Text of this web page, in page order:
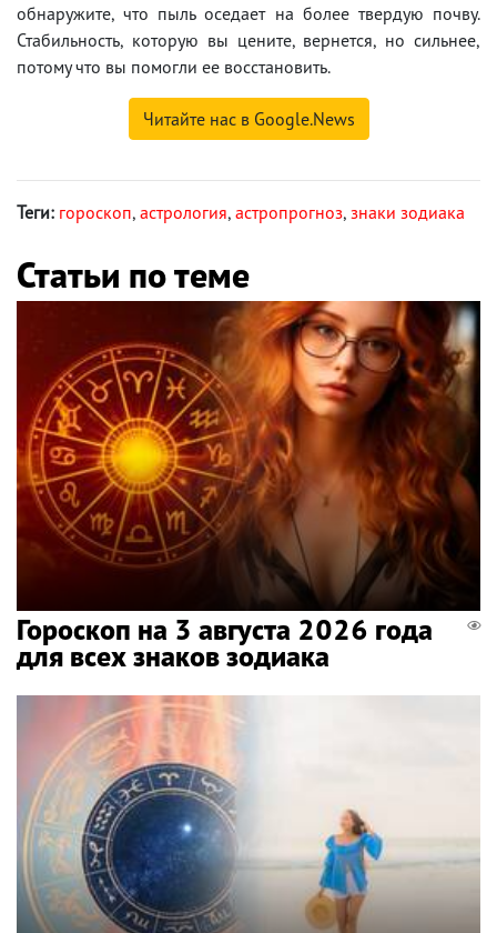
обнаружите, что пыль оседает на более твердую почву.
Стабильность, которую вы цените, вернется, но сильнее,
потому что вы помогли ее восстановить.
Читайте нас в Google.News
Теги: гороскоп, астрология, астропрогноз, знаки зодиака
Статьи по теме
Гороскоп на 3 августа 2026 года
для всех знаков зодиака